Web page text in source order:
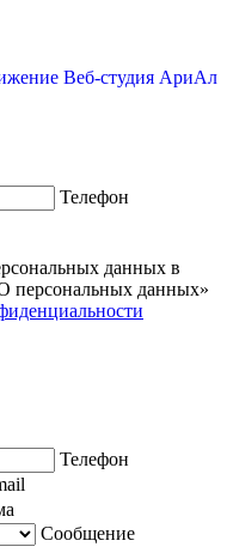
Телефон
данных в
персональных данных»
Телефон
Сообщение